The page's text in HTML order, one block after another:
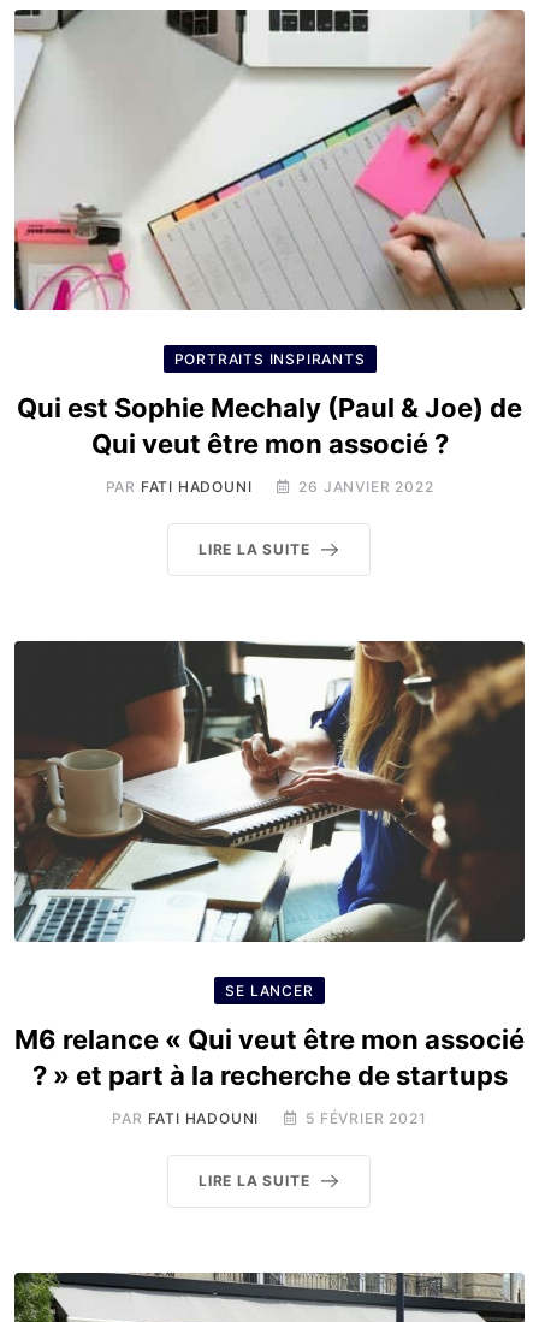
PORTRAITS INSPIRANTS
Qui est Sophie Mechaly (Paul & Joe) de
Qui veut être mon associé ?
PAR FATI HADOUNI 26 JANVIER 2022
LIRE LA SUITE
SE LANCER
M6 relance « Qui veut être mon associé
? » et part à la recherche de startups
PAR FATI HADOUNI 5 FÉVRIER 2021
LIRE LA SUITE